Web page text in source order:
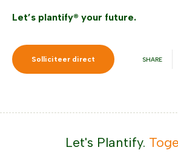
Let’s plantify® your future.
Solliciteer direct SHARE
Let's Plantify.